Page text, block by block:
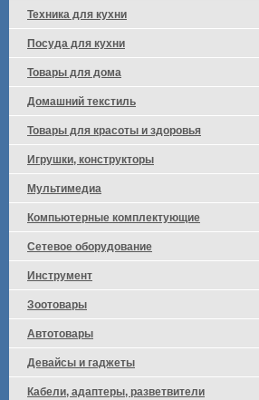
Техника для кухни
Посуда для кухни
Товары для дома
Домашний текстиль
Товары для красоты и здоровья
Игрушки, конструкторы
Мультимедиа
Компьютерные комплектующие
Сетевое оборудование
Инструмент
Зоотовары
Автотовары
Девайсы и гаджеты
Кабели, адаптеры, разветвители